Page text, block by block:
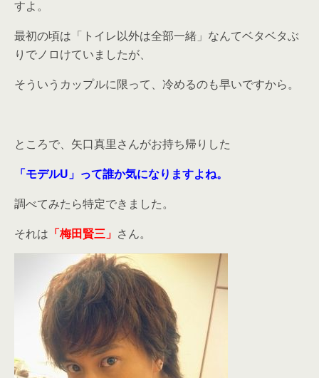
すよ。
最初の頃は「トイレ以外は全部一緒」なんてベタベタぶ
りでノロけていましたが、
そういうカップルに限って、冷めるのも早いですから。
ところで、矢口真里さんがお持ち帰りした
「モデルU」って誰か気になりますよね。
調べてみたら特定できました。
それは 「梅田賢三」 さん。